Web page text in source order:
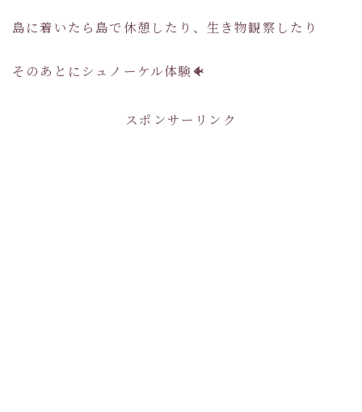
島に着いたら島で休憩したり、生き物観察したり
そのあとにシュノーケル体験🐠
スポンサーリンク